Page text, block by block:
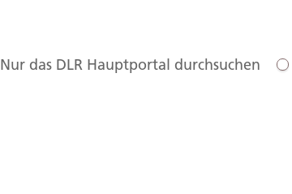
Nur das DLR Hauptportal durchsuchen